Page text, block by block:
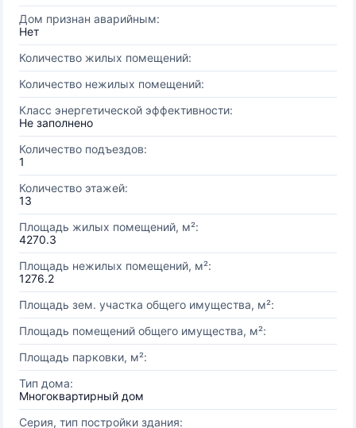
Дом признан аварийным:
Нет
Количество жилых помещений:
Количество нежилых помещений:
Класс энергетической эффективности:
Не заполнено
Количество подъездов:
1
Количество этажей:
13
Площадь жилых помещений, м²:
4270.3
Площадь нежилых помещений, м²:
1276.2
Площадь зем. участка общего имущества, м²:
Площадь помещений общего имущества, м²:
Площадь парковки, м²:
Тип дома:
Многоквартирный дом
Серия, тип постройки здания: